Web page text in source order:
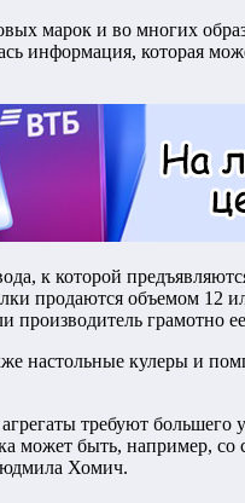
марок и во многих
которая
к которой
продаются объемом 12
производитель
кулеры и
требуют
может быть, например,
Хомич.